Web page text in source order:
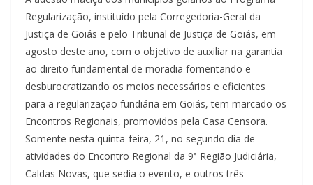
Regularização, instituído pela Corregedoria-Geral da
Justiça de Goiás e pelo Tribunal de Justiça de Goiás, em
agosto deste ano, com o objetivo de auxiliar na garantia
ao direito fundamental de moradia fomentando e
desburocratizando os meios necessários e eficientes
para a regularização fundiária em Goiás, tem marcado os
Encontros Regionais, promovidos pela Casa Censora.
Somente nesta quinta-feira, 21, no segundo dia de
atividades do Encontro Regional da 9ª Região Judiciária,
Caldas Novas, que sedia o evento, e outros três